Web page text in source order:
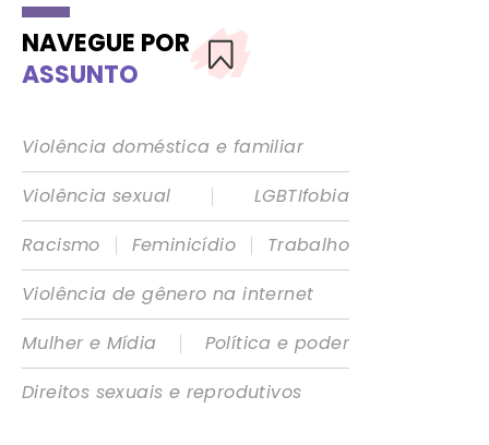
NAVEGUE POR
ASSUNTO
Violência doméstica e familiar
Violência sexual
|
LGBTIfobia
Racismo
| Feminicídio |
Trabalho
Violência de gênero na internet
Mulher e Mídia
|
Política e poder
Direitos sexuais e reprodutivos